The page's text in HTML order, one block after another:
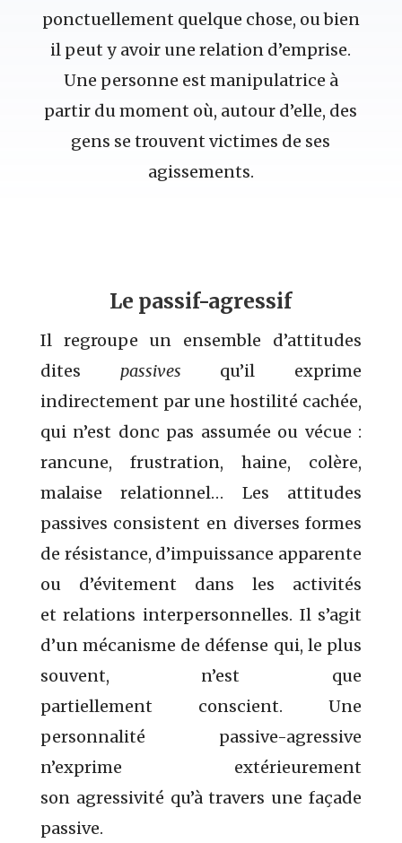
ponctuellement quelque chose, ou bien
il peut y avoir une relation d’emprise.
Une personne est manipulatrice à
partir du moment où, autour d’elle, des
gens se trouvent victimes de ses
agissements.
Le passif-agressif
Il regroupe un ensemble d’attitudes
dites passives qu’il exprime
indirectement par une hostilité cachée,
qui n’est donc pas assumée ou vécue :
rancune, frustration, haine, colère,
malaise relationnel… Les attitudes
passives consistent en diverses formes
de résistance, d’impuissance apparente
ou d’évitement dans les activités
et relations interpersonnelles. Il s’agit
d’un mécanisme de défense qui, le plus
souvent, n’est que
partiellement conscient. Une
personnalité passive-agressive
n’exprime extérieurement
son agressivité qu’à travers une façade
passive.